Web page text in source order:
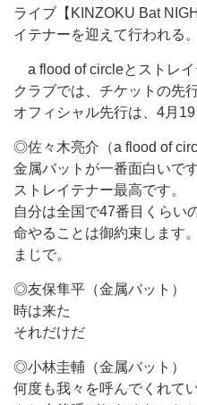
ライブ【KINZOKU Bat
イテナーを迎えて行われる。
a flood of circleとストレ
クラブでは、チケットの先
オフィシャル先行は、4月
◎佐々木亮介（a flood of
金属バットが一番面白いです
ストレイテナー最高です。
自分は全国で47番目くらい
命やることは御約束します。
まじで。
◎友保隼平（金属バット）
時は来た
それだけだ
◎小林圭輔（金属バット）
何度も我々を呼んでくれて